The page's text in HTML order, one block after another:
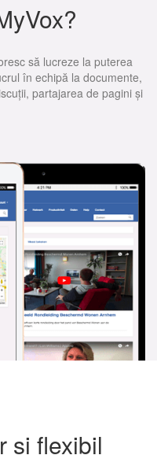
să lucreze la puterea
în echipă la documente,
partajarea de pagini și
și flexibil